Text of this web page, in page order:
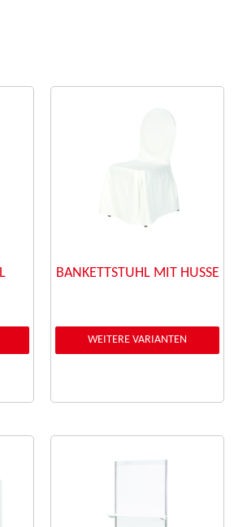
BANKETTSTUHL MIT HUSSE
WEITERE VARIANTEN